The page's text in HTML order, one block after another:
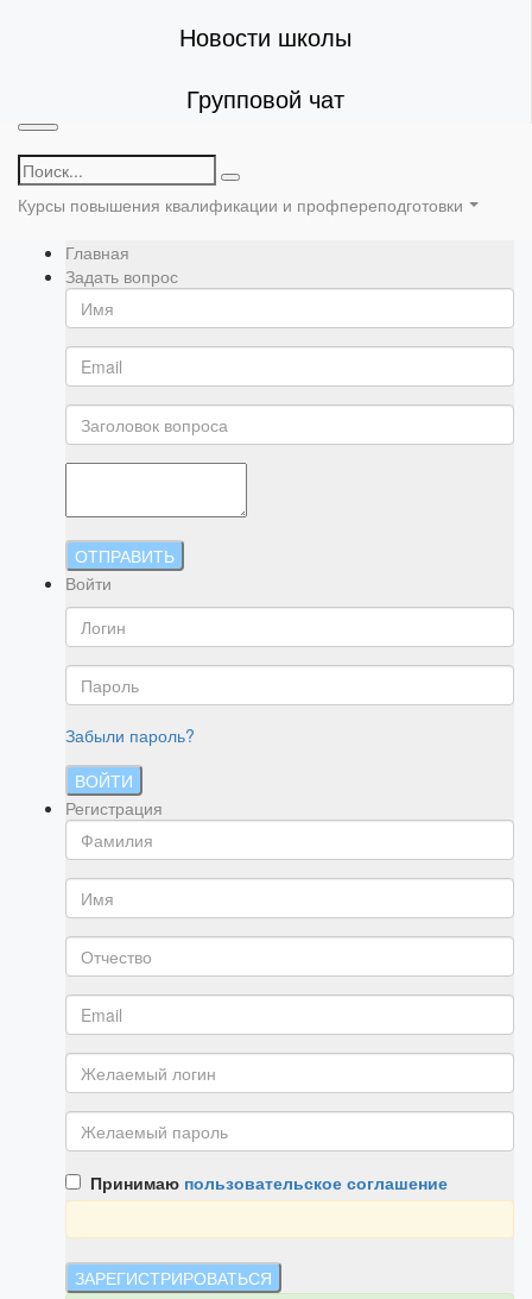
Новости школы
Групповой чат
Курсы повышения квалификации и профпереподготовки
Главная
Задать вопрос
ОТПРАВИТЬ
Войти
Забыли пароль?
ВОЙТИ
Регистрация
Принимаю пользовательское соглашение